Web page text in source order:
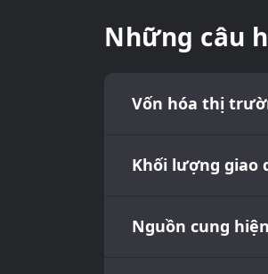
Những câu
Vốn hóa thị
Khối lượng giao
Nguồn cung